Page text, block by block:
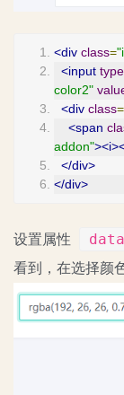
<div class=
<input type
color2"
<div class=
<span
addon"
</div>
</div>
设置属性
看到，在选择颜